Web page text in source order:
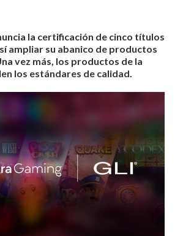
la certificación de cinco títulos
ampliar su abanico de productos
vez más, los productos de la
los estándares de calidad.